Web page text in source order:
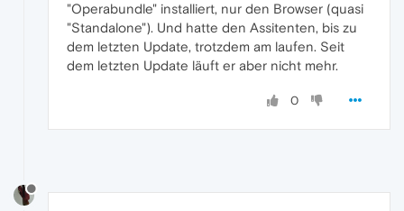
"Operabundle" installiert, nur den Browser (quasi
"Standalone"). Und hatte den Assitenten, bis zu
dem letzten Update, trotzdem am laufen. Seit
dem letzten Update läuft er aber nicht mehr.
0